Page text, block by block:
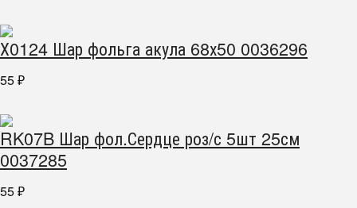
Х0124 Шар фольга акула 68х50 0036296
55 ₽
RK07B Шар фол.Сердце роз/с 5шт 25см
0037285
55 ₽